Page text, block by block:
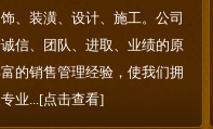
、装潢、设计、施工。公司
信、团队、进取、业绩的原
的销售管理经验，使我们拥
业...[点击查看]